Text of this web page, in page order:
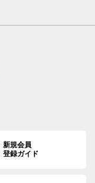
新規会員
登録ガイド